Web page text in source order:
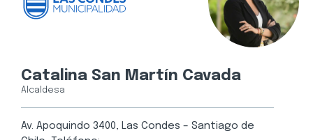
Catalina San Martín Cavada
Alcaldesa
Av. Apoquindo 3400, Las Condes – Santiago de